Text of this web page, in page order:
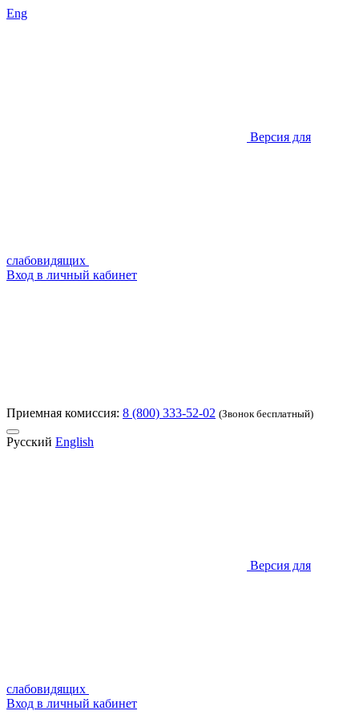
Eng
Версия для
слабовидящих
Вход в личный кабинет
Приемная комиссия: 8 (800) 333-52-02 (Звонок бесплатный)
Русский English
Версия для
слабовидящих
Вход в личный кабинет